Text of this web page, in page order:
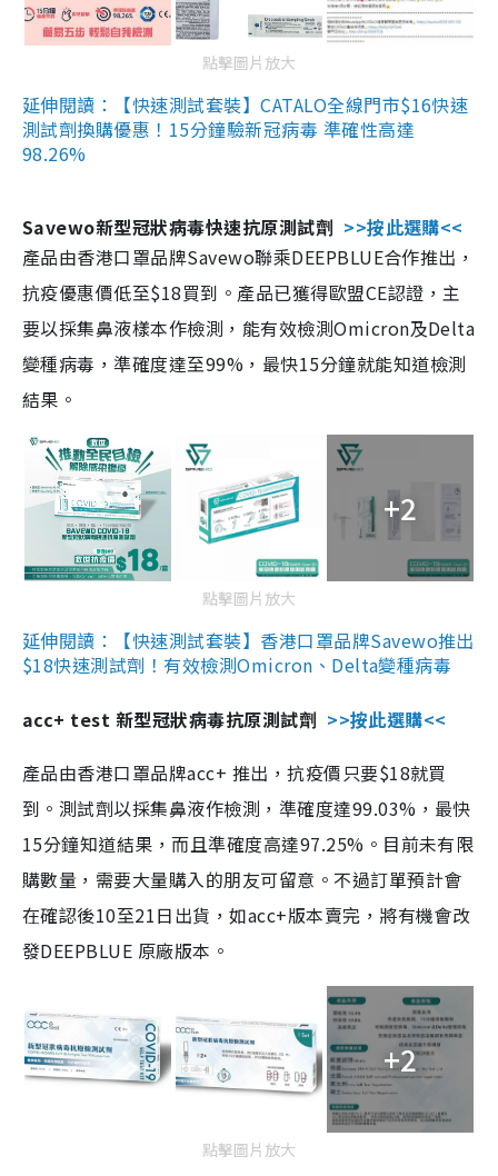
點擊圖片放大
延伸閱讀：【快速測試套裝】CATALO全線門市$16快速
測試劑換購優惠！15分鐘驗新冠病毒 準確性高達
98.26%
Savewo新型冠狀病毒快速抗原測試劑 >>按此選購<<
產品由香港口罩品牌Savewo聯乘DEEPBLUE合作推出，
抗疫優惠價低至$18買到。產品已獲得歐盟CE認證，主
要以採集鼻液樣本作檢測，能有效檢測Omicron及Delta
變種病毒，準確度達至99%，最快15分鐘就能知道檢測
結果。
+2
點擊圖片放大
延伸閱讀：【快速測試套裝】香港口罩品牌Savewo推出
$18快速測試劑！有效檢測Omicron、Delta變種病毒
acc+ test 新型冠狀病毒抗原測試劑 >>按此選購<<
產品由香港口罩品牌acc+ 推出，抗疫價只要$18就買
到。測試劑以採集鼻液作檢測，準確度達99.03%，最快
15分鐘知道結果，而且準確度高達97.25%。目前未有限
購數量，需要大量購入的朋友可留意。不過訂單預計會
在確認後10至21日出貨，如acc+版本賣完，將有機會改
發DEEPBLUE 原廠版本。
+2
點擊圖片放大